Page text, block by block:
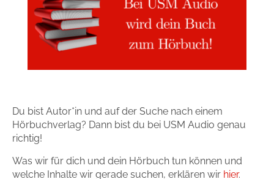
Du bist Autor*in und auf der Suche nach einem
Hörbuchverlag? Dann bist du bei USM Audio genau
richtig!
Was wir für dich und dein Hörbuch tun können und
welche Inhalte wir gerade suchen, erklären wir hier.